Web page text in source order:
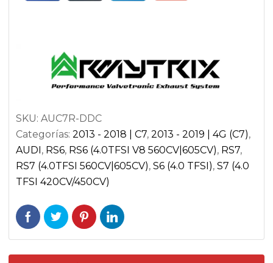
cantidad
SKU: AUC7R-DDC
Categorías: 2013 - 2018 | C7, 2013 - 2019 | 4G (C7),
AUDI , RS6, RS6 (4.0TFSI V8 560CV|605CV), RS7,
RS7 (4.0TFSI 560CV|605CV), S6 (4.0 TFSI), S7 (4.0
TFSI 420CV/450CV)